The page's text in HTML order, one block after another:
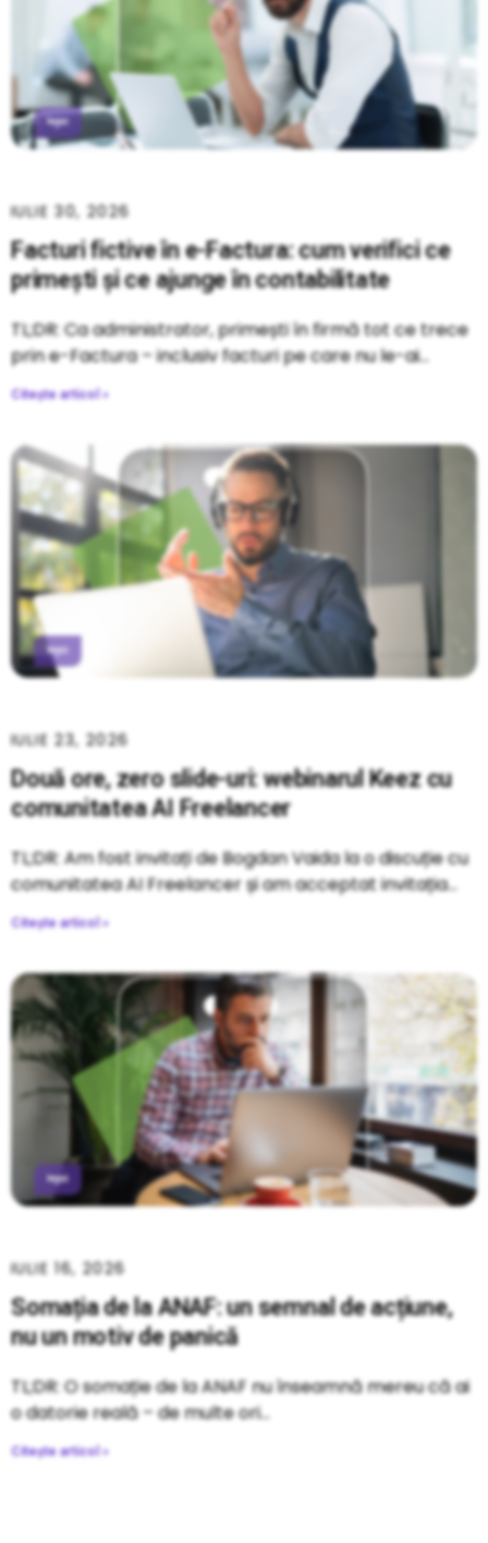
Facturi fictive în e-Factura: cum verifici ce
primești și ce ajunge în contabilitate
IULIE 30, 2026
TL;DR: Ca administrator, primești în firmă tot ce trece
prin e-Factura – inclusiv facturi pe care nu le-ai
Citește articol »
Două ore, zero slide-uri: webinarul Keez cu
comunitatea AI Freelancer
IULIE 23, 2026
TL;DR: Am fost invitați de Bogdan Vaida la o discuție cu
comunitatea AI Freelancer și am acceptat invitația
Citește articol »
Somația de la ANAF: un semnal de acțiune,
nu un motiv de panică
IULIE 16, 2026
TL;DR: O somație de la ANAF nu înseamnă mereu că ai
o datorie reală – de multe ori
Citește articol »